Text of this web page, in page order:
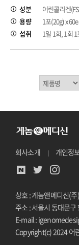
성분
어린콜라겐
용량
1포(20g) x
섭취
1일 1회, 1회
회사소개 개인정
상호 : 게놈앤메디신(주)
주소 : 서울시 동대문
E-mail :
Copyright(c) 2024 어